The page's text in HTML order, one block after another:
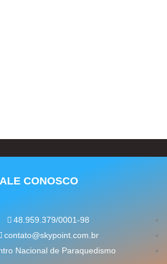
CONOSCO
48.959.379/0001-98
contato@skypoint.com.br
Nacional de Paraquedismo